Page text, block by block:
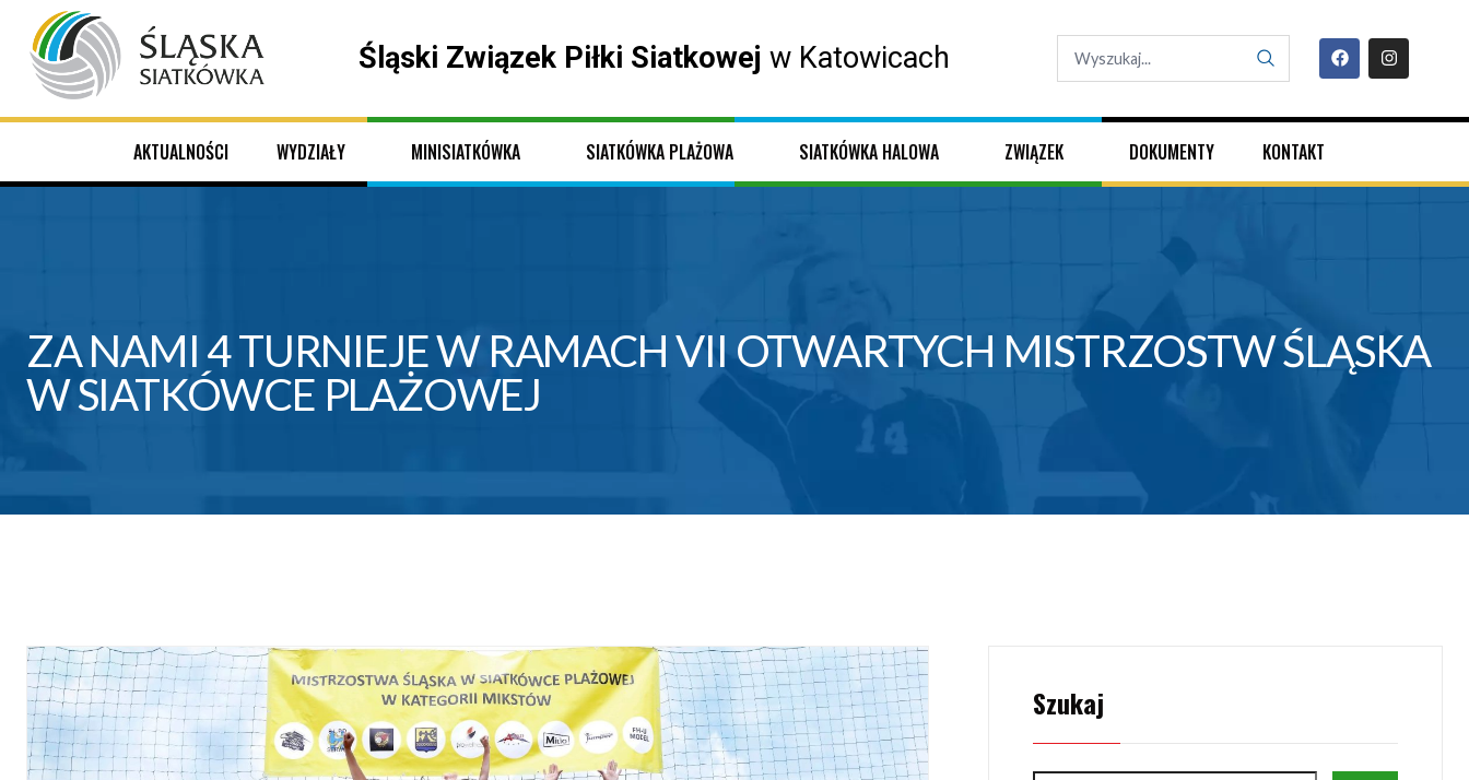
Śląski Związek Piłki Siatkowej w Katowicach
AKTUALNOŚCI WYDZIAŁY MINISIATKÓWKA SIATKÓWKA PLAŻOWA SIATKÓWKA HALOWA ZWIĄZEK DOKUMENTY KONTAKT
ZA NAMI 4 TURNIEJE W RAMACH VII OTWARTYCH MISTRZOSTW ŚLĄSKA
W SIATKÓWCE PLAŻOWEJ
Szukaj